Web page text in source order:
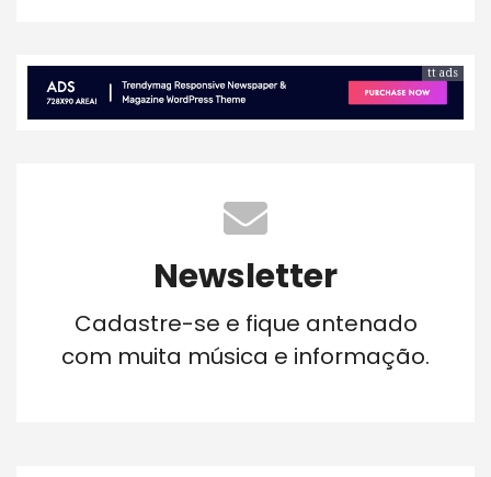
tt ads
Newsletter
Cadastre-se e fique antenado
com muita música e informação.